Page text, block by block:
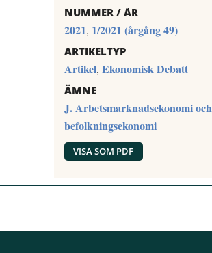
NUMMER / ÅR
2021, 1/2021 (årgång 49)
ARTIKELTYP
Artikel, Ekonomisk Debatt
ÄMNE
J. Arbetsmarknadsekonomi och
befolkningsekonomi
VISA SOM PDF